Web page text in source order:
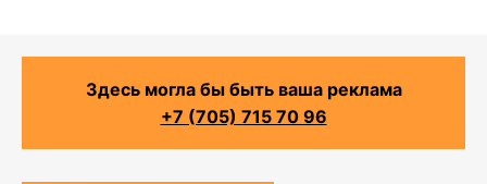
Здесь могла бы быть ваша реклама
+7 (705) 715 70 96